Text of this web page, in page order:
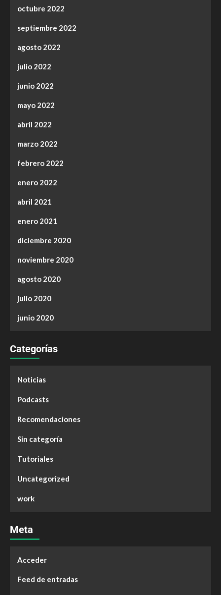
octubre 2022
septiembre 2022
agosto 2022
julio 2022
junio 2022
mayo 2022
abril 2022
marzo 2022
febrero 2022
enero 2022
abril 2021
enero 2021
diciembre 2020
noviembre 2020
agosto 2020
julio 2020
junio 2020
Categorías
Noticias
Podcasts
Recomendaciones
Sin categoría
Tutoriales
Uncategorized
work
Meta
Acceder
Feed de entradas